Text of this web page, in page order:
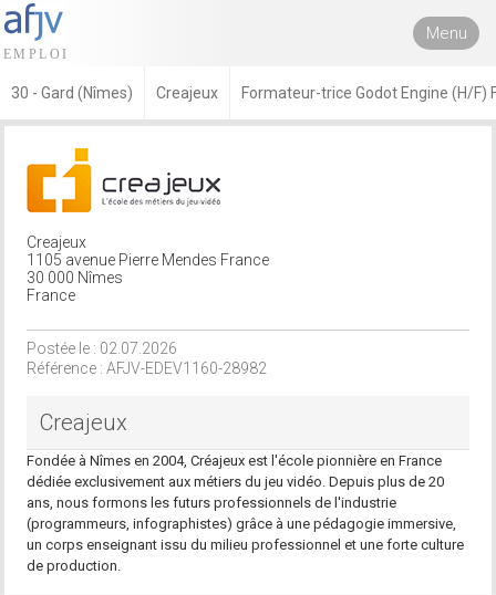
Menu
30 - Gard (Nîmes) Creajeux Formateur-trice Godot Engine (H/F)
Creajeux
1105 avenue Pierre Mendes France
30 000 Nîmes
France
Postée le : 02.07.2026
Référence : AFJV-EDEV1160-28982
Creajeux
Fondée à Nîmes en 2004, Créajeux est l'école pionnière en France
dédiée exclusivement aux métiers du jeu vidéo. Depuis plus de 20
ans, nous formons les futurs professionnels de l'industrie
(programmeurs, infographistes) grâce à une pédagogie immersive,
un corps enseignant issu du milieu professionnel et une forte culture
de production.